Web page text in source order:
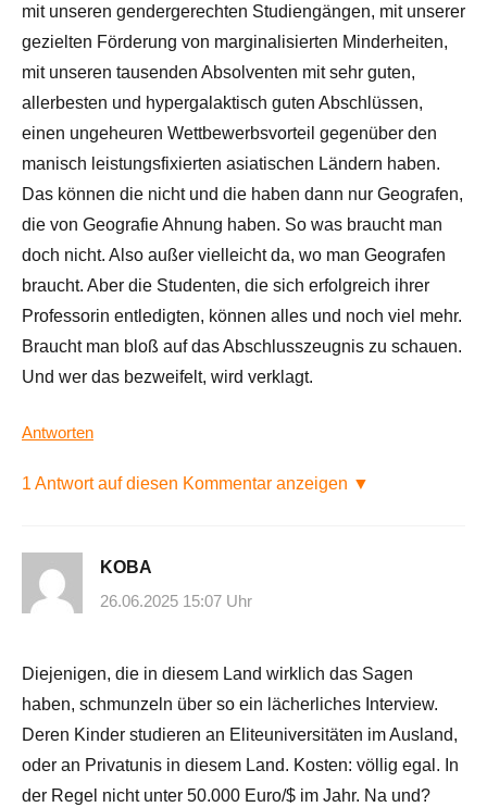
mit unseren gendergerechten Studiengängen, mit unserer
gezielten Förderung von marginalisierten Minderheiten,
mit unseren tausenden Absolventen mit sehr guten,
allerbesten und hypergalaktisch guten Abschlüssen,
einen ungeheuren Wettbewerbsvorteil gegenüber den
manisch leistungsfixierten asiatischen Ländern haben.
Das können die nicht und die haben dann nur Geografen,
die von Geografie Ahnung haben. So was braucht man
doch nicht. Also außer vielleicht da, wo man Geografen
braucht. Aber die Studenten, die sich erfolgreich ihrer
Professorin entledigten, können alles und noch viel mehr.
Braucht man bloß auf das Abschlusszeugnis zu schauen.
Und wer das bezweifelt, wird verklagt.
Antworten
1 Antwort auf diesen Kommentar anzeigen ▼
KOBA
26.06.2025 15:07 Uhr
Diejenigen, die in diesem Land wirklich das Sagen
haben, schmunzeln über so ein lächerliches Interview.
Deren Kinder studieren an Eliteuniversitäten im Ausland,
oder an Privatunis in diesem Land. Kosten: völlig egal. In
der Regel nicht unter 50.000 Euro/$ im Jahr. Na und?